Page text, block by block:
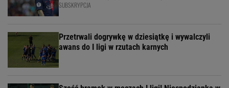
SUBSKRYPCJA
Przetrwali dogrywkę w dziesiątkę i wywalczyli
awans do I ligi w rzutach karnych